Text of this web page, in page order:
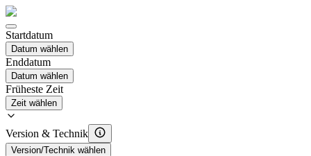
Startdatum
Datum wählen
Enddatum
Datum wählen
Früheste Zeit
Zeit wählen
Version & Technik
Version/Technik wählen